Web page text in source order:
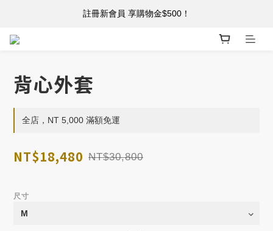
註冊新會員 享購物金$500！
註冊新會員 享購物金$500！
背心外套
全店，NT 5,000 滿額免運
NT$18,480 NT$30,800
尺寸